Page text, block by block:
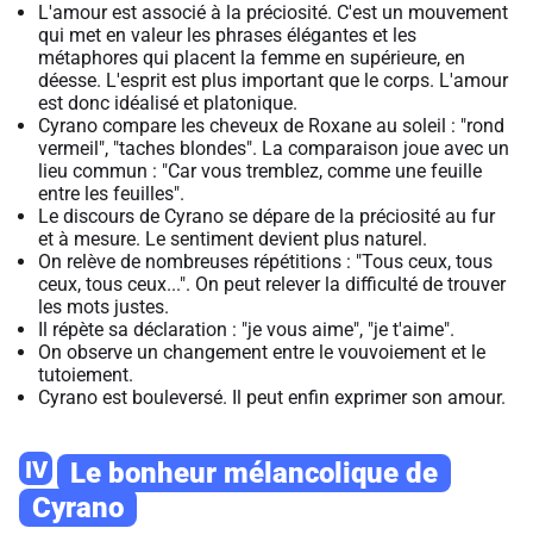
L'amour est associé à la préciosité. C'est un mouvement
qui met en valeur les phrases élégantes et les
métaphores qui placent la femme en supérieure, en
déesse. L'esprit est plus important que le corps. L'amour
est donc idéalisé et platonique.
Cyrano compare les cheveux de Roxane au soleil : "rond
vermeil", "taches blondes". La comparaison joue avec un
lieu commun : "Car vous tremblez, comme une feuille
entre les feuilles".
Le discours de Cyrano se dépare de la préciosité au fur
et à mesure. Le sentiment devient plus naturel.
On relève de nombreuses répétitions : "Tous ceux, tous
ceux, tous ceux...". On peut relever la difficulté de trouver
les mots justes.
Il répète sa déclaration : "je vous aime", "je t'aime".
On observe un changement entre le vouvoiement et le
tutoiement.
Cyrano est bouleversé. Il peut enfin exprimer son amour.
IV
Le bonheur mélancolique de
Cyrano